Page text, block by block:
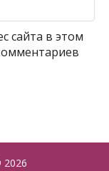
сайта в этом